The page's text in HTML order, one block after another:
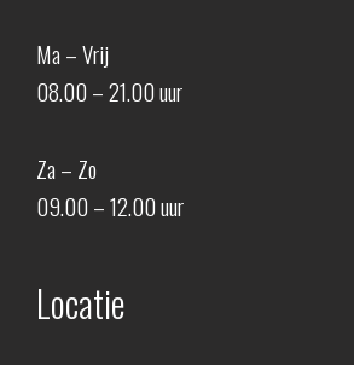
Ma – Vrij
08.00 – 21.00 uur
Za – Zo
09.00 – 12.00 uur
Locatie